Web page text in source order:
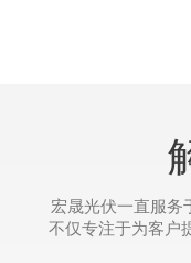
宏晟光伏一直服务
不仅专注于为客户